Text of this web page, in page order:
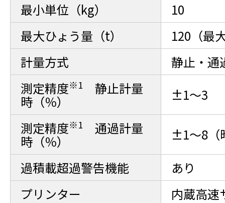
最小単位（kg）
10
最大ひょう量（t）
120（最
計量方式
静止・通
測定精度※1 静止計量
時（％）
±1～3
測定精度※1 通過計量
時（％）
±1～8（
過積載超過警告機能
あり
プリンター
内蔵高速